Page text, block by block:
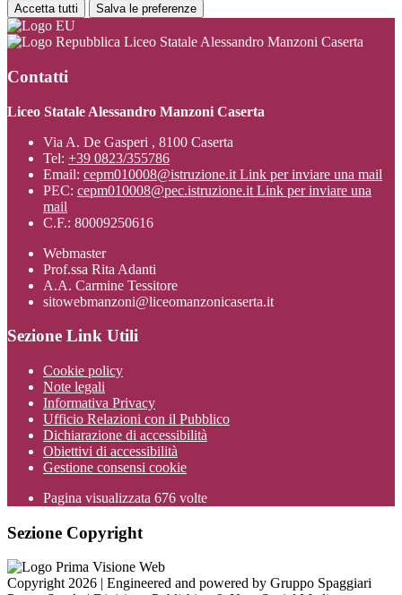
Accetta tutti Salva le preferenze
Liceo Statale Alessandro Manzoni Caserta
Contatti
Liceo Statale Alessandro Manzoni Caserta
Via A. De Gasperi , 8100 Caserta
Tel: +39 0823/355786
Email: cepm010008@istruzione.it Link per inviare una mail
PEC: cepm010008@pec.istruzione.it Link per inviare una
mail
C.F.: 80009250616
Webmaster
Prof.ssa Rita Adanti
A.A. Carmine Tessitore
sitowebmanzoni@liceomanzonicaserta.it
Sezione Link Utili
Cookie policy
Note legali
Informativa Privacy
Ufficio Relazioni con il Pubblico
Dichiarazione di accessibilità
Obiettivi di accessibilità
Gestione consensi cookie
Pagina visualizzata 676 volte
Sezione Copyright
Copyright 2026 | Engineered and powered by Gruppo Spaggiari